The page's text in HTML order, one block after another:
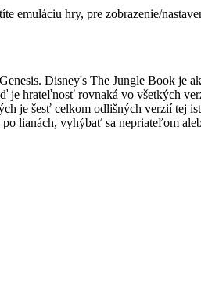
emuláciu hry, pre zobrazenie/
. Disney's The Jungle Book je
je hrateľnosť rovnaká vo všetkých
je šesť celkom odlišných verzií tej
lianách, vyhýbať sa nepriateľom